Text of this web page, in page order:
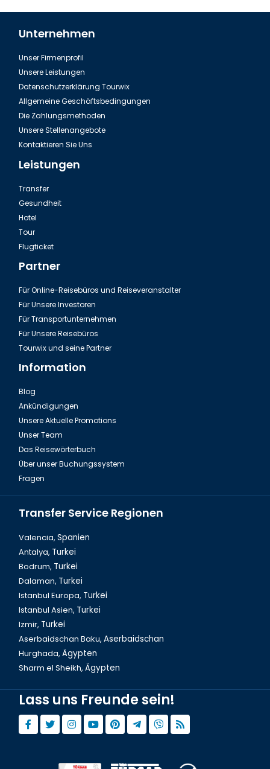
Dalaman, Fethiye Dalyan Iztuzu Strand
Dalaman, Fethiye Romantisches einzigartiges Restaurant
Das Dalaman, Fethiye İksirci Tezcan
Dalaman, Fethiye Fischmarkt
Unternehmen
Unser Firmenprofil
Unsere Leistungen
Datenschutzerklärung Tourwix
Allgemeine Geschäftsbedingungen
Die Zahlungsmethoden
Unsere Stellenangebote
Kontaktieren Sie Uns
Leistungen
Transfer
Gesundheit
Hotel
Tour
Flugticket
Partner
Für Online-Reisebüros und Reiseveranstalter
Für Unsere Investoren
Für Transportunternehmen
Für Unsere Reisebüros
Tourwix und seine Partner
Information
Blog
Ankündigungen
Unsere Aktuelle Promotions
Unser Team
Das Reisewörterbuch
Über unser Buchungssystem
Fragen
Transfer Service Regionen
Valencia, Spanien
Antalya, Turkei
Bodrum, Turkei
Dalaman, Turkei
Istanbul Europa, Turkei
Istanbul Asien, Turkei
Izmir, Turkei
Aserbaidschan Baku, Aserbaidschan
Hurghada, Ägypten
Sharm el Sheikh, Ägypten
Lass uns Freunde sein!